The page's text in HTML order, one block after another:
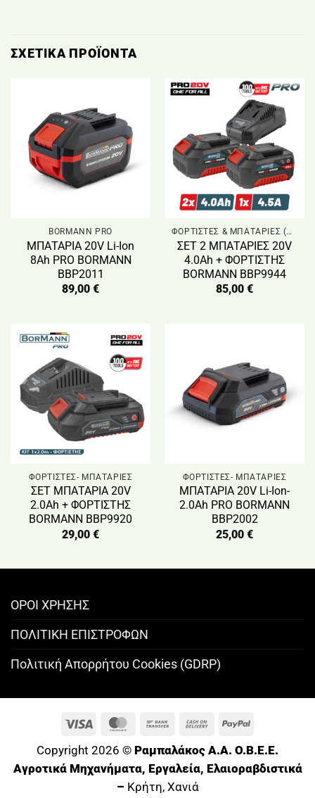
ΣΧΕΤΙΚΆ ΠΡΟΪΌΝΤΑ
BORMANN PRO
ΜΠΑΤΑΡΙΑ 20V Li-Ion
8Ah PRO BORMANN
BBP2011
89,00 €
ΦΟΡΤΙΣΤΕΣ & ΜΠΑΤΑΡΙΕΣ (ΨΑΛΙΔΙΑ & ΑΛΥΣΟΠΡΙΟΝΑ)
ΣΕΤ 2 ΜΠΑΤΑΡΙΕΣ 20V
4.0Ah + ΦΟΡΤΙΣΤΗΣ
BORMANN BBP9944
85,00 €
ΦΟΡΤΙΣΤΕΣ- ΜΠΑΤΑΡΙΕΣ
ΣΕΤ ΜΠΑΤΑΡΙΑ 20V
2.0Ah + ΦΟΡΤΙΣΤΗΣ
BORMANN BBP9920
29,00 €
ΦΟΡΤΙΣΤΕΣ- ΜΠΑΤΑΡΙΕΣ
ΜΠΑΤΑΡΙΑ 20V Li-Ion-
2.0Ah PRO BORMANN
BBP2002
25,00 €
ΟΡΟΙ ΧΡΗΣΗΣ
ΠΟΛΙΤΙΚΗ ΕΠΙΣΤΡΟΦΩΝ
Πολιτική Απορρήτου Cookies (GDRP)
Visa MasterCard
Bank
Cash
PayPal
Copyright 2026 © Ραμπαλάκος A.A. O.B.E.E.
Αγροτικά Μηχανήματα, Εργαλεία, Ελαιοραβδιστικά
– Κρήτη, Χανιά